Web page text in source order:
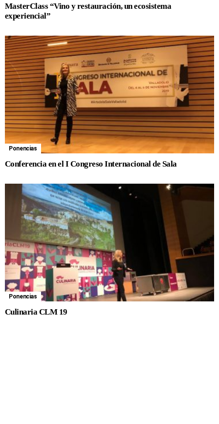
MasterClass “Vino y restauración, un ecosistema
experiencial”
Ponencias
Conferencia en el I Congreso Internacional de Sala
Ponencias
Culinaria CLM 19